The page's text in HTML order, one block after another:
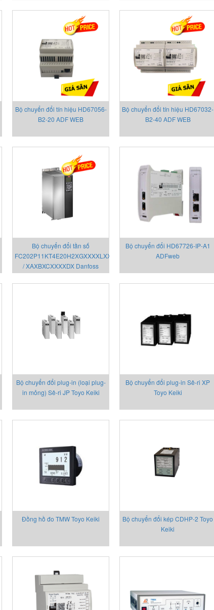
Bộ chuyển đổi tín hiệu HD67056-
B2-20 ADF WEB
Bộ chuyển đổi tín hiệu HD67032-
B2-40 ADF WEB
Bộ chuyển đổi tần số
FC202P11KT4E20H2XGXXXXLXX1
/ XAXBXCXXXXDX Danfoss
Bộ chuyển đổi HD67726-IP-A1
ADFweb
Bộ chuyển đổi plug-in (loại plug-
in mỏng) Sê-ri JP Toyo Keiki
Bộ chuyển đổi plug-in Sê-ri XP
Toyo Keiki
Đồng hồ đo TMW Toyo Keiki
Bộ chuyển đổi kép CDHP-2 Toyo
Keiki